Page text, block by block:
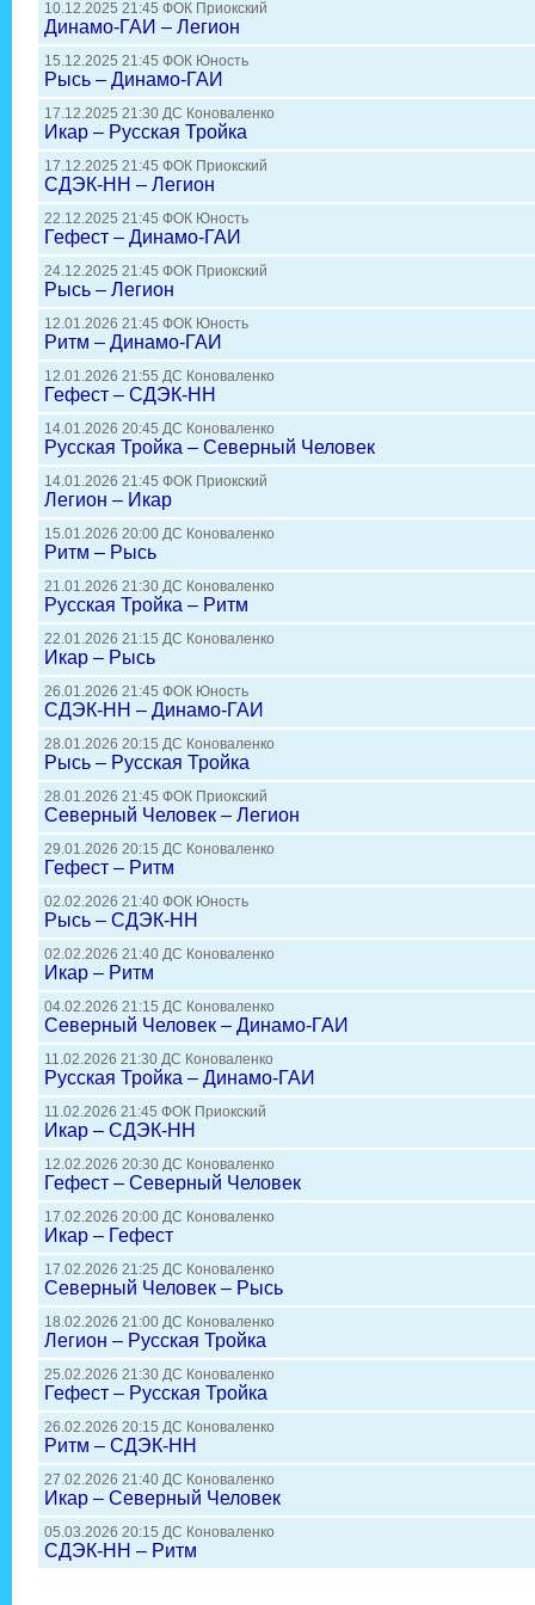
10.12.2025 21:45 ФОК Приокский
Динамо-ГАИ – Легион
15.12.2025 21:45 ФОК Юность
Рысь – Динамо-ГАИ
17.12.2025 21:30 ДС Коноваленко
Икар – Русская Тройка
17.12.2025 21:45 ФОК Приокский
СДЭК-НН – Легион
22.12.2025 21:45 ФОК Юность
Гефест – Динамо-ГАИ
24.12.2025 21:45 ФОК Приокский
Рысь – Легион
12.01.2026 21:45 ФОК Юность
Ритм – Динамо-ГАИ
12.01.2026 21:55 ДС Коноваленко
Гефест – СДЭК-НН
14.01.2026 20:45 ДС Коноваленко
Русская Тройка – Северный Человек
14.01.2026 21:45 ФОК Приокский
Легион – Икар
15.01.2026 20:00 ДС Коноваленко
Ритм – Рысь
21.01.2026 21:30 ДС Коноваленко
Русская Тройка – Ритм
22.01.2026 21:15 ДС Коноваленко
Икар – Рысь
26.01.2026 21:45 ФОК Юность
СДЭК-НН – Динамо-ГАИ
28.01.2026 20:15 ДС Коноваленко
Рысь – Русская Тройка
28.01.2026 21:45 ФОК Приокский
Северный Человек – Легион
29.01.2026 20:15 ДС Коноваленко
Гефест – Ритм
02.02.2026 21:40 ФОК Юность
Рысь – СДЭК-НН
02.02.2026 21:40 ДС Коноваленко
Икар – Ритм
04.02.2026 21:15 ДС Коноваленко
Северный Человек – Динамо-ГАИ
11.02.2026 21:30 ДС Коноваленко
Русская Тройка – Динамо-ГАИ
11.02.2026 21:45 ФОК Приокский
Икар – СДЭК-НН
12.02.2026 20:30 ДС Коноваленко
Гефест – Северный Человек
17.02.2026 20:00 ДС Коноваленко
Икар – Гефест
17.02.2026 21:25 ДС Коноваленко
Северный Человек – Рысь
18.02.2026 21:00 ДС Коноваленко
Легион – Русская Тройка
25.02.2026 21:30 ДС Коноваленко
Гефест – Русская Тройка
26.02.2026 20:15 ДС Коноваленко
Ритм – СДЭК-НН
27.02.2026 21:40 ДС Коноваленко
Икар – Северный Человек
05.03.2026 20:15 ДС Коноваленко
СДЭК-НН – Ритм